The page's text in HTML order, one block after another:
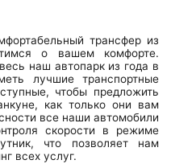
трансфер из
о вашем комфорте.
наш автопарк из года в
лучшие транспортные
чтобы предложить
как только они вам
все наши автомобили
скорости в режиме
что позволяет нам
всех услуг.